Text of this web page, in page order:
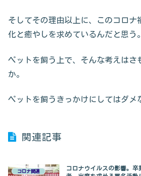
そしてその理由以上に、このコロナ
化と癒やしを求めているんだと思う。
ペットを飼う上で、そんな考えはさ
か。
ペットを飼うきっかけにしてはダメ
関連記事
コロナ関連
コロナウイルスの影響。